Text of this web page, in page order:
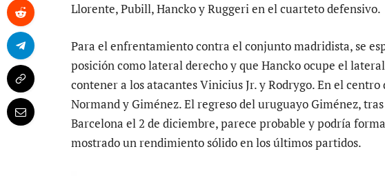
Llorente, Pubill, Hancko y Ruggeri en el cuarteto defensivo.
Para el enfrentamiento contra el conjunto madridista, se
posición como lateral derecho y que Hancko ocupe el
contener a los atacantes Vinicius Jr. y Rodrygo. En el
Normand y Giménez. El regreso del uruguayo Giménez,
Barcelona el 2 de diciembre, parece probable y podría
mostrado un rendimiento sólido en los últimos partidos.